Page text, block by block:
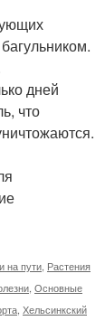
дней
что
на пути Растения
Основные
Хельсинкский